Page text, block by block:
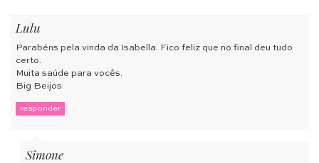
Lulu
Parabéns pela vinda da Isabella. Fico feliz que no final deu tudo
certo.
Muita saúde para vocês.
Big Beijos
responder
Simone